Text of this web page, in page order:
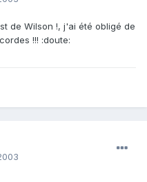
de Wilson !, j'ai été obligé de
!!! :doute: